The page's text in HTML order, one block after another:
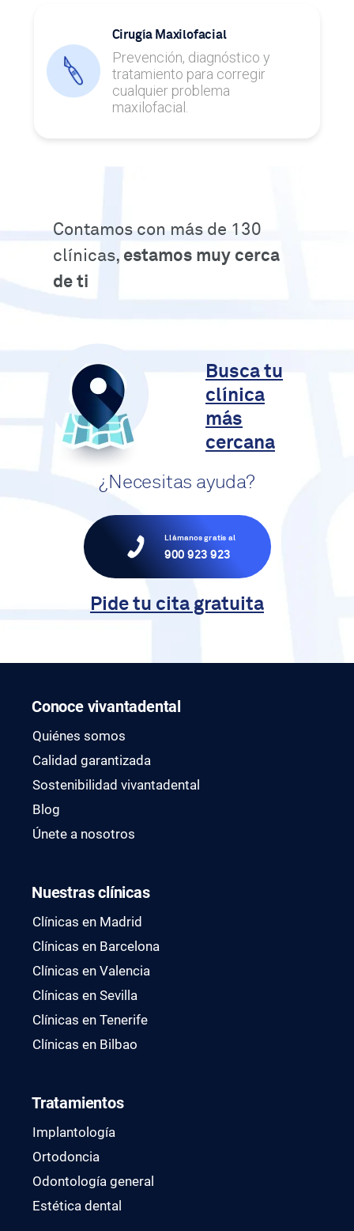
Cirugía Maxilofacial
Prevención, diagnóstico y
tratamiento para corregir
cualquier problema
maxilofacial.
Contamos con más de 130
clínicas, estamos muy cerca
de ti
Busca tu
clínica
más
cercana
¿Necesitas ayuda?
Llámanos gratis al
900 923 923
Pide tu cita gratuita
Conoce vivantadental
Quiénes somos
Calidad garantizada
Sostenibilidad vivantadental
Blog
Únete a nosotros
Nuestras clínicas
Clínicas en Madrid
Clínicas en Barcelona
Clínicas en Valencia
Clínicas en Sevilla
Clínicas en Tenerife
Clínicas en Bilbao
Tratamientos
Implantología
Ortodoncia
Odontología general
Estética dental